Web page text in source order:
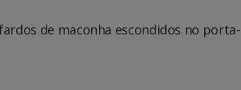
de maconha escondidos no